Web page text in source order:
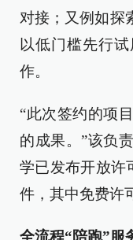
对接；又例如探
以低门槛先行
作。
“此次签约的项
的成果。”该负
学已发布开放许
件，其中免费许
全流程“陪跑”服